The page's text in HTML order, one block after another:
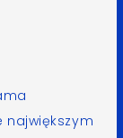
największym